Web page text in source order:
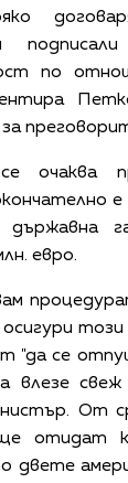
подписали
по
очаква
е
евро.
"да се
влезе свеж
От
ще отидат
двете